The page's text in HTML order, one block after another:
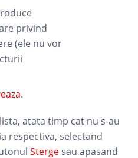
privind
(ele nu vor
.
atata timp cat nu s-au
respectiva, selectand
Stergesau apasand